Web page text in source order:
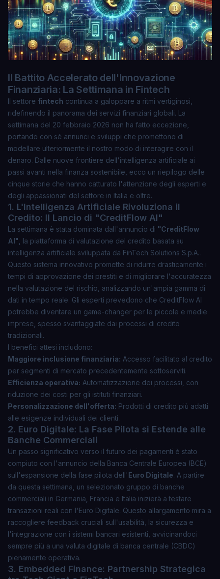
Il Battito Accelerato dell'Innovazione
Finanziaria: La Settimana in Fintech
Il settore fintech continua a galoppare a ritmi vertiginosi,
ridefinendo il panorama dei servizi finanziari globali. La
settimana del 20 febbraio 2026 non ha fatto eccezione,
portando con sé annunci e sviluppi che promettono di
modellare ulteriormente il nostro modo di interagire con il
denaro. Dalle nuove frontiere dell'intelligenza artificiale ai
passi avanti nella finanza sostenibile, ecco un riepilogo delle
cinque storie che hanno catturato l'attenzione degli esperti e
degli appassionati del settore in Italia e oltre.
1. L'Intelligenza Artificiale Rivoluziona il
Credito: Il Lancio di "CreditFlow AI"
La settimana è stata dominata dall'annuncio di "CreditFlow
AI" , la piattaforma di valutazione del credito basata su
intelligenza artificiale sviluppata da FinTech Solutions S.p.A..
Questo sistema innovativo promette di ridurre drasticamente i
tempi di approvazione dei prestiti e di migliorare l'accuratezza
nella valutazione del rischio, analizzando un'ampia gamma di
dati in tempo reale. Gli esperti prevedono che CreditFlow AI
potrebbe diventare un game-changer per le piccole e medie
imprese, spesso svantaggiate dai processi di credito
tradizionali.
I benefici attesi includono:
Maggiore inclusione finanziaria: Accesso facilitato al credito
per segmenti di mercato precedentemente sottoserviti.
Efficienza operativa: Automatizzazione dei processi, con
riduzione dei costi per gli istituti finanziari.
Personalizzazione dell'offerta: Prodotti di credito più adatti
alle esigenze individuali dei clienti.
2. Euro Digitale: La Fase Pilota si Estende alle
Banche Commerciali
Un passo significativo verso il futuro dei pagamenti è stato
compiuto con l'annuncio della Banca Centrale Europea (BCE)
sull'espansione della fase pilota dell'Euro Digitale. A partire
da questa settimana, un selezionato gruppo di banche
commerciali in Germania, Francia e Italia inizierà a testare
transazioni reali con l'Euro Digitale. Questo allargamento mira a
raccogliere feedback cruciali sull'usabilità, la sicurezza e
l'integrazione con i sistemi bancari esistenti, avvicinandoci
sempre più a una valuta digitale di banca centrale (CBDC)
pienamente operativa.
3. Embedded Finance: Partnership Strategica